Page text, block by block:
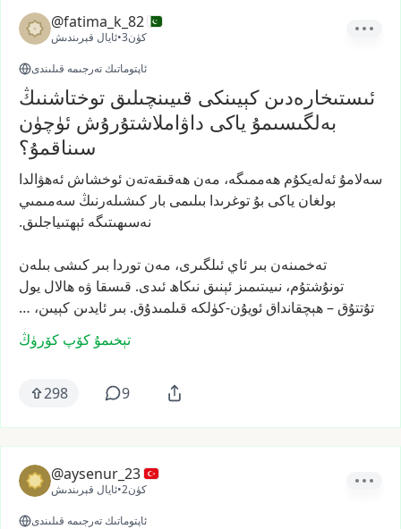
@fatima_k_82
ئايال قېرىندىش• 3كۈن
ئاپتوماتىك تەرجىمە قىلىندى
ئىستىخارەدىن كېيىنكى قىيىنچىلىق توختاشنىڭ
بەلگىسىمۇ ياكى داۋاملاشتۇرۇش ئۈچۈن
سىناقمۇ؟
سەلامۇ ئەلەيكۇم ھەممىگە، مەن ھەقىقەتەن ئوخشاش ئەھۋالدا
بولغان ياكى بۇ توغرىدا بىلىمى بار كىشىلەرنىڭ سەمىمىي
نەسىھىتىگە ئېھتىياجلىق.
تەخمىنەن بىر ئاي ئىلگىرى، مەن توردا بىر كىشى بىلەن
تونۇشتۇم، نىيىتىمىز ئېنىق نىكاھ ئىدى. قىسقا ۋە ھالال يول
تۇتتۇق–ھېچقانداقئويۇن-كۈلكە قىلمىدۇق. بىر ئايدىن كېيىن، …
تېخىمۇ كۆپ كۆرۈڭ
298 9
@aysenur_23
ئايال قېرىندىش• 2كۈن
ئاپتوماتىك تەرجىمە قىلىندى